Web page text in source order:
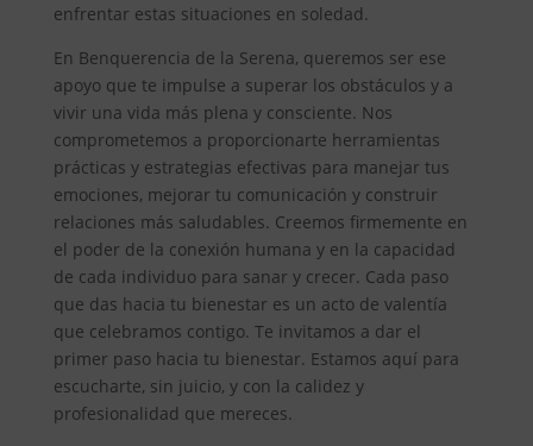
enfrentar estas situaciones en soledad.
En Benquerencia de la Serena, queremos ser ese
apoyo que te impulse a superar los obstáculos y a
vivir una vida más plena y consciente. Nos
comprometemos a proporcionarte herramientas
prácticas y estrategias efectivas para manejar tus
emociones, mejorar tu comunicación y construir
relaciones más saludables. Creemos firmemente en
el poder de la conexión humana y en la capacidad
de cada individuo para sanar y crecer. Cada paso
que das hacia tu bienestar es un acto de valentía
que celebramos contigo. Te invitamos a dar el
primer paso hacia tu bienestar. Estamos aquí para
escucharte, sin juicio, y con la calidez y
profesionalidad que mereces.